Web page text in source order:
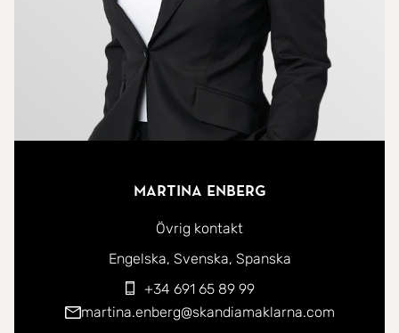
Martina Enberg
Övrig kontakt
Du kan kontakta mig på följande språk:
Engelska Svenska Spanska
+34 691 65 89 99
martina.enberg@skandiamaklarna.com